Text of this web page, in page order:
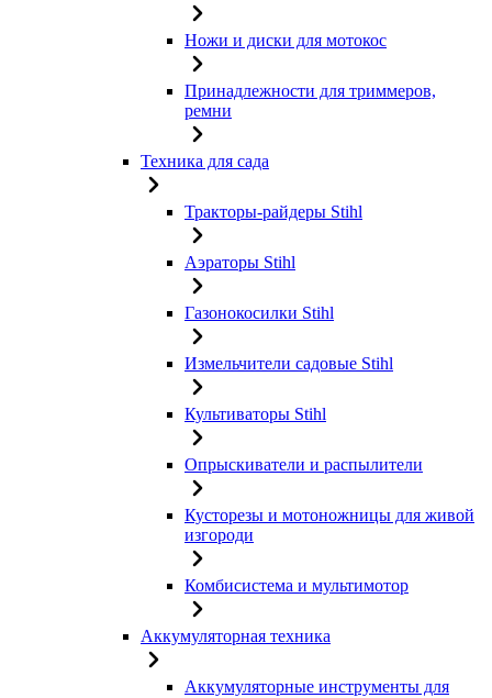
Ножи и диски для мотокос
Принадлежности для триммеров,
ремни
Техника для сада
Тракторы-райдеры Stihl
Аэраторы Stihl
Газонокосилки Stihl
Измельчители садовые Stihl
Культиваторы Stihl
Опрыскиватели и распылители
Кусторезы и мотоножницы для живой
изгороди
Комбисистема и мультимотор
Аккумуляторная техника
Аккумуляторные инструменты для